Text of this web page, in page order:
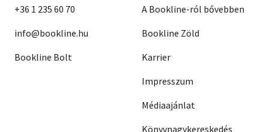
+36 1 235 60 70
info@bookline.hu
Bookline Bolt
A Bookline-ról bővebben
Bookline Zöld
Karrier
Impresszum
Médiaajánlat
Könyvnagykereskedés